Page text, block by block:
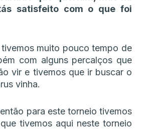
satisfeito com o que foi
muito pouco tempo de
com alguns percalços que
vir e tivemos que ir buscar o
vinha.
para este torneio tivemos
tivemos aqui neste torneio